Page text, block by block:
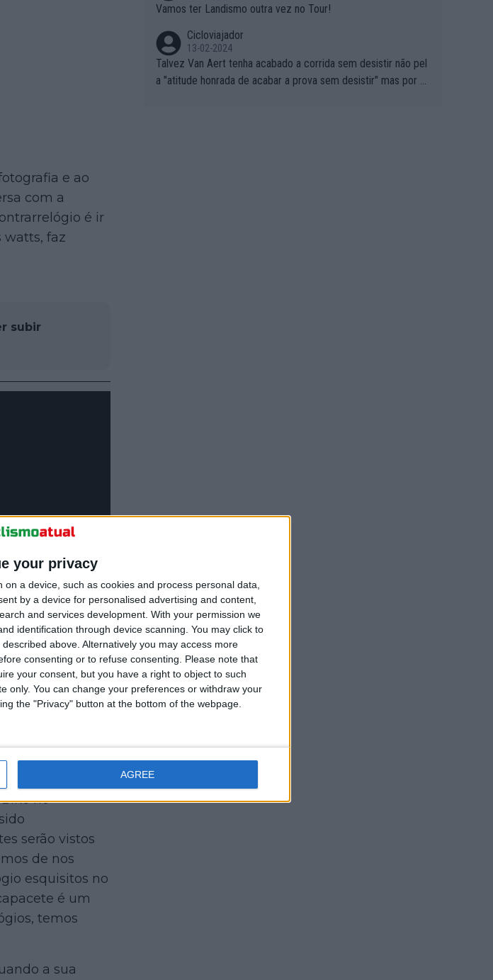
your privacy
a device, such as cookies and process personal data,
by a device for personalised advertising and content,
and services development. With your permission we
identification through device scanning. You may click to
above. Alternatively you may access more
consenting or to refuse consenting.
Please note that
your consent, but you have a right to object to such
only. You can change your preferences or withdraw your
the "Privacy" button at the bottom of the webpage.
AGREE
e ao
com a
é ir
watts, faz
subir
no
serão vistos
de nos
esquisitos no
é um
temos
a sua
Vamos ter Landismo outra vez no Tour!
Cicloviajador
13-02-2024
Talvez Van Aert tenha acabado a corrida sem desistir não pel
a "atitude honrada de acabar a prova sem desistir" mas por ou